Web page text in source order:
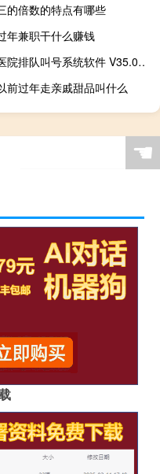
的倍数的特点有哪些
年兼职干什么赚钱
医院排队叫号系统软件 V35.0.6 网络版（医院排队叫号系统软件 V35.0.6 网络版功能简介）
前过年走亲戚甜品叫什么
☚